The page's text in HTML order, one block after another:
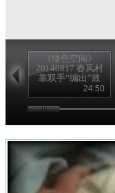
《绿色空间》
20140817 春风村
靠双手“编出”致
24:50